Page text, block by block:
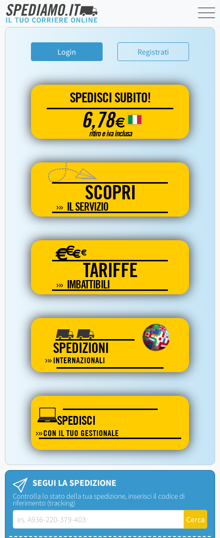
Login Registrati
SPEDISCI SUBITO!
6,78€
ritiro e iva inclusa
SCOPRI
IL SERVIZIO
€€€€
TARIFFE
IMBATTIBILI
SPEDIZIONI
INTERNAZIONALI
SPEDISCI
CON IL TUO GESTIONALE
SEGUI LA SPEDIZIONE
Controlla lo stato della tua spedizione, inserisci il codice di
riferimento (tracking)